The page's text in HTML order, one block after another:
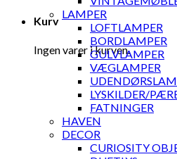
Kurv
Ingen varer i kurven.
LAMPER
LOFTLAMPER
BORDLAMPER
GULVLAMPER
VÆGLAMPER
LYSKILDER/
FATNINGER
HAVEN
DECOR
CURIOSITY